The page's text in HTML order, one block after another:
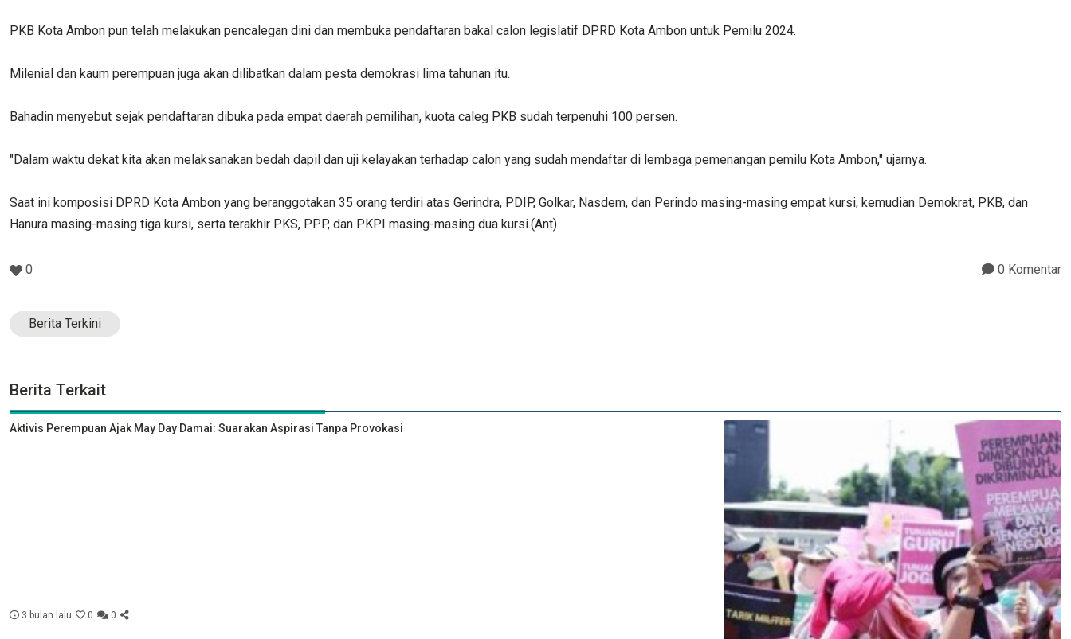
PKB Kota Ambon pun telah melakukan pencalegan dini dan membuka pendaftaran bakal calon legislatif DPRD Kota Ambon untuk Pemilu 2024.
Milenial dan kaum perempuan juga akan dilibatkan dalam pesta demokrasi lima tahunan itu.
Bahadin menyebut sejak pendaftaran dibuka pada empat daerah pemilihan, kuota caleg PKB sudah terpenuhi 100 persen.
"Dalam waktu dekat kita akan melaksanakan bedah dapil dan uji kelayakan terhadap calon yang sudah mendaftar di lembaga pemenangan pemilu Kota Ambon," ujarnya.
Saat ini komposisi DPRD Kota Ambon yang beranggotakan 35 orang terdiri atas Gerindra, PDIP, Golkar, Nasdem, dan Perindo masing-masing empat kursi, kemudian Demokrat, PKB, dan
Hanura masing-masing tiga kursi, serta terakhir PKS, PPP, dan PKPI masing-masing dua kursi.(Ant)
0 0 Komentar
Berita Terkini
Berita Terkait
Aktivis Perempuan Ajak May Day Damai: Suarakan Aspirasi Tanpa Provokasi
3 bulan lalu 0 0